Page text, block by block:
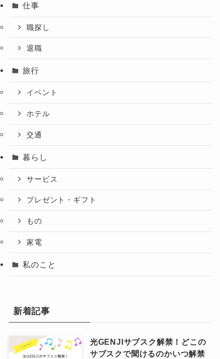
仕事
職探し
退職
旅行
イベント
ホテル
交通
暮らし
サービス
プレゼント・ギフト
もの
家電
私のこと
新着記事
光GENJIサブスク解禁！どこの
サブスクで聞けるのかいつ解禁